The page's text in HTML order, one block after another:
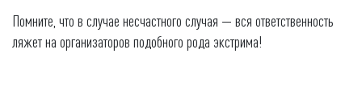
Помните, что в случае несчастного случая — вся ответственность
ляжет на организаторов подобного рода экстрима!